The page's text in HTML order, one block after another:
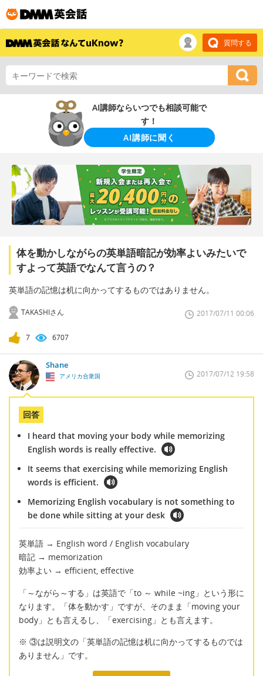
質問する
AI講師ならいつでも相談可能で
す！
AI講師に聞く
体を動かしながらの英単語暗記が効率よいみたいで
すよって英語でなんて言うの？
英単語の記憶は机に向かってするものではありません。
TAKASHIさん 2017/07/11 00:06
7 6707
Shane
アメリカ合衆国 2017/07/12 19:58
回答
I heard that moving your body while memorizing
English words is really effective.
It seems that exercising while memorizing English
words is efficient.
Memorizing English vocabulary is not something to
be done while sitting at your desk
英単語 → English word / English vocabulary
暗記 → memorization
効率よい → efficient, effective
「～ながら～する」は英語で「to ～ while ~ing」という形に
なります。「体を動かす」ですが、そのまま「moving your
body」とも言えるし、「exercising」とも言えます。
※ ③は説明文の「英単語の記憶は机に向かってするものでは
ありません」です。